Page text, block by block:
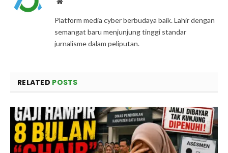
Platform media cyber berbudaya baik. Lahir dengan
semangat baru menjunjung tinggi standar
jurnalisme dalam peliputan.
RELATED POSTS